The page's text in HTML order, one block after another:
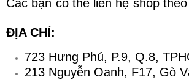
Các bạn có thể liên hệ shop
ĐỊA CHỈ:
723 Hưng Phú, P.9, Q.8,
213 Nguyễn Oanh, F17, Gò